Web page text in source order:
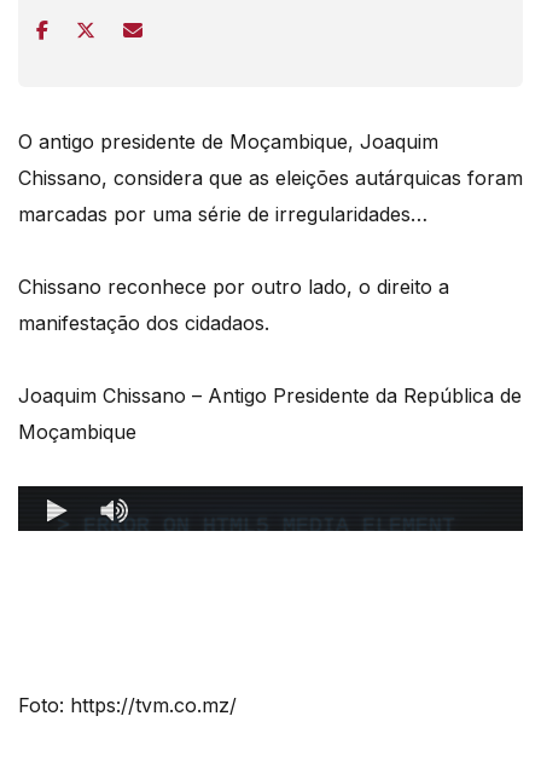
O antigo presidente de Moçambique, Joaquim
Chissano, considera que as eleições autárquicas foram
marcadas por uma série de irregularidades…
Chissano reconhece por outro lado, o direito a
manifestação dos cidadaos.
Joaquim Chissano – Antigo Presidente da República de
Moçambique
Foto: https://tvm.co.mz/